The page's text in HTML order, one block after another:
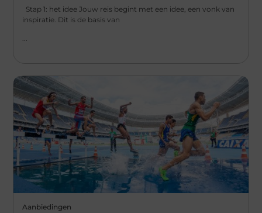
Stap 1: het idee Jouw reis begint met een idee, een vonk van
inspiratie. Dit is de basis van
...
Aanbiedingen